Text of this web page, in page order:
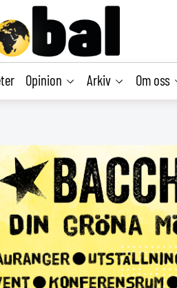
Opinion Arkiv Om oss